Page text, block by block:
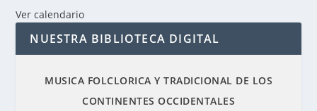
Ver calendario
NUESTRA BIBLIOTECA DIGITAL
MUSICA FOLCLORICA Y TRADICIONAL DE LOS
CONTINENTES OCCIDENTALES